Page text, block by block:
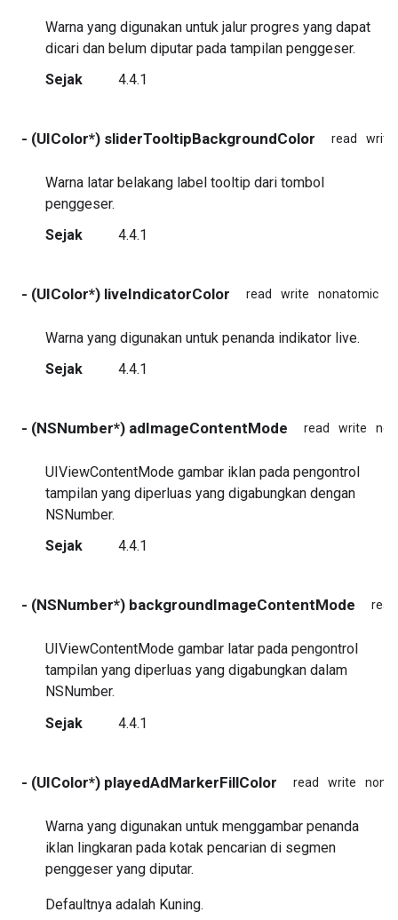
Warna yang digunakan untuk jalur progres yang dapat
dicari dan belum diputar pada tampilan penggeser.
Sejak
4.4.1
- (UIColor*) sliderTooltipBackgroundColor read write
Warna latar belakang label tooltip dari tombol
penggeser.
Sejak
4.4.1
- (UIColor*) liveIndicatorColor read write nonatomic
Warna yang digunakan untuk penanda indikator live.
Sejak
4.4.1
- (NSNumber*) adImageContentMode read write
UIViewContentMode gambar iklan pada pengontrol
tampilan yang diperluas yang digabungkan dengan
NSNumber.
Sejak
4.4.1
- (NSNumber*) backgroundImageContentMode read
UIViewContentMode gambar latar pada pengontrol
tampilan yang diperluas yang digabungkan dalam
NSNumber.
Sejak
4.4.1
- (UIColor*) playedAdMarkerFillColor read write
Warna yang digunakan untuk menggambar penanda
iklan lingkaran pada kotak pencarian di segmen
penggeser yang diputar.
Defaultnya adalah Kuning.